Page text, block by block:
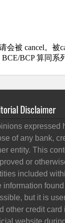
Disclaimer
expressed
of any bank,
entity. This
or
included
information
but it is
other credit
website